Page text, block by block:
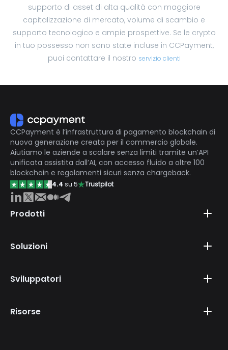
supporto di asset di alta qualità con maggiore
capitalizzazione di mercato, volume di scambio e
supporto tecnologico e ampie prospettive. Se le crypto
in tuo possesso non sono state incluse in CCPayment,
puoi contattare il nostro servizio clienti
CCPayment è l’infrastruttura di pagamento blockchain di
nuova generazione creata per il commercio globale.
Aiutiamo le aziende a scalare senza limiti tramite un’API
unificata assistita dall’AI, con accesso fluido a oltre 100
blockchain e regolamenti sicuri senza chargeback.
4.4 su 5 Trustpilot
Prodotti
Soluzioni
Sviluppatori
Risorse